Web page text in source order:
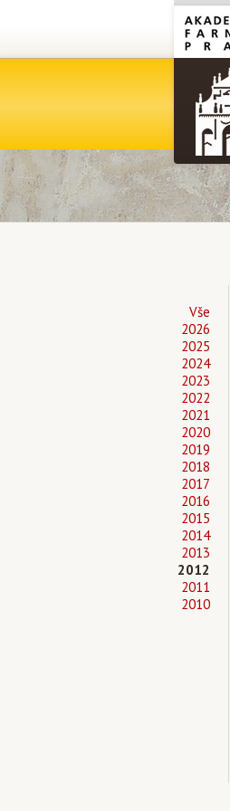
Vše
2026
2025
2024
2023
2022
2021
2020
2019
2018
2017
2016
2015
2014
2013
2012
2011
2010